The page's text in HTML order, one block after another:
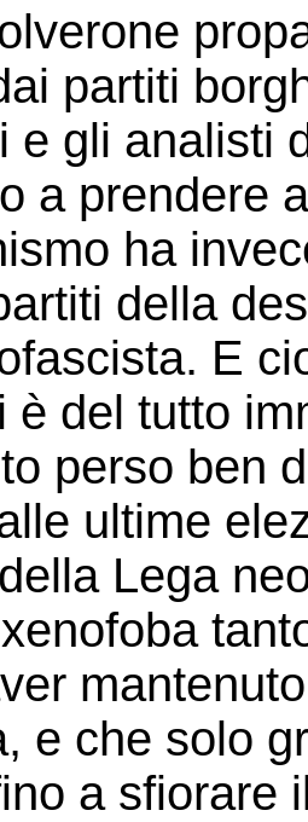
partiti
e gli analisti
a prendere
ha
della
E
è del tutto
perso ben
ultime
Lega
e che solo
a sfiorare